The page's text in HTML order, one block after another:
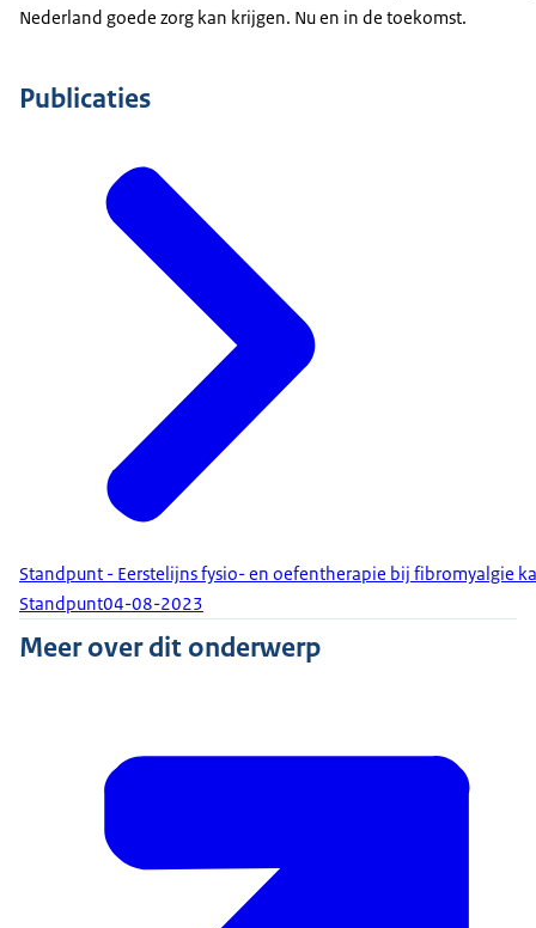
Nederland goede zorg kan krijgen. Nu en in de toekomst.
Publicaties
Standpunt - Eerstelijns fysio- en oefentherapie bij fibromyalgie
Standpunt04-08-2023
Meer over dit onderwerp